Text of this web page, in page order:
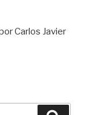
Carlos Javier